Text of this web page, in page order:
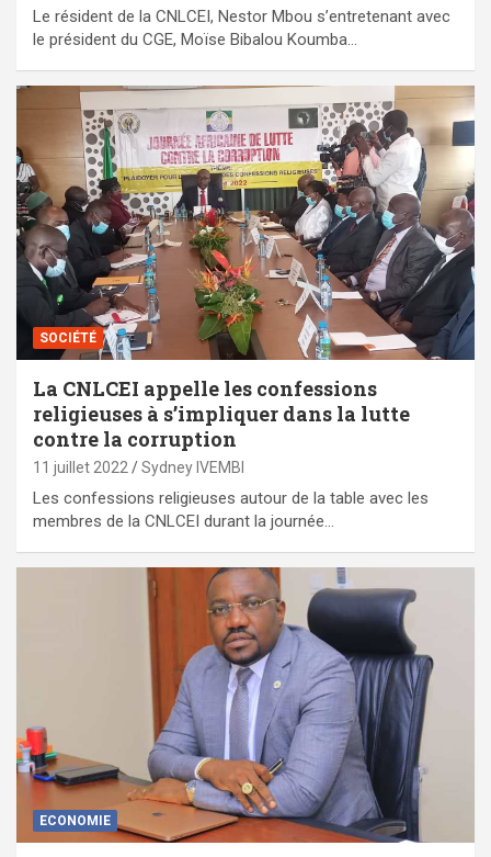
Le résident de la CNLCEI, Nestor Mbou s’entretenant avec
le président du CGE, Moïse Bibalou Koumba…
SOCIÉTÉ
La CNLCEI appelle les confessions
religieuses à s’impliquer dans la lutte
contre la corruption
11 juillet 2022 Sydney IVEMBI
Les confessions religieuses autour de la table avec les
membres de la CNLCEI durant la journée…
ECONOMIE